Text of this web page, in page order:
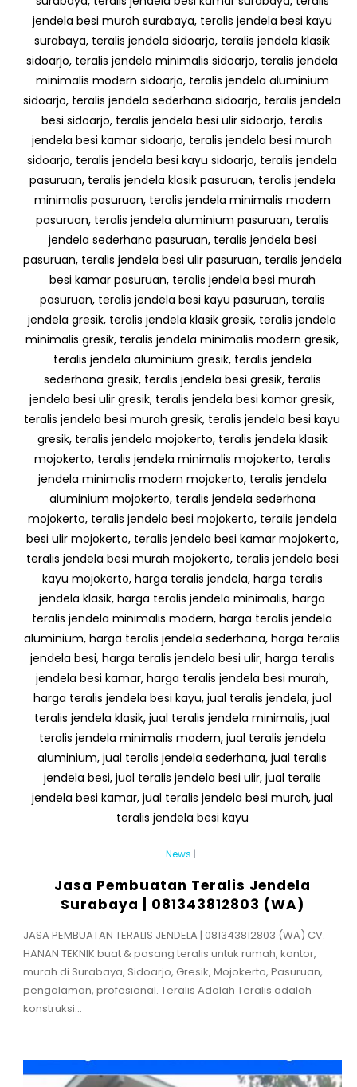
News |
Jasa Pembuatan Teralis Jendela
Surabaya | 081343812803 (WA)
JASA PEMBUATAN TERALIS JENDELA | 081343812803 (WA) CV.
HANAN TEKNIK buat & pasang teralis untuk rumah, kantor,
murah di Surabaya, Sidoarjo, Gresik, Mojokerto, Pasuruan,
pengalaman, profesional. Teralis Adalah Teralis adalah
konstruksi...